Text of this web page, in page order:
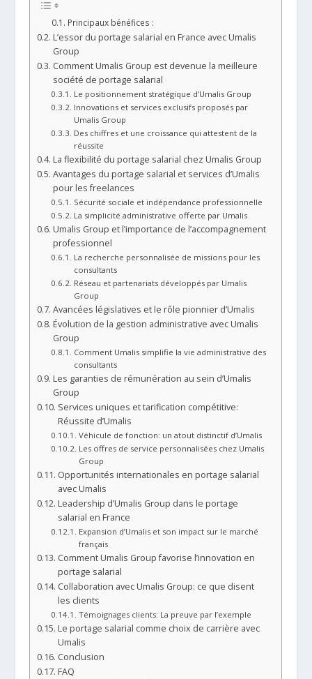
Principaux bénéfices :
L’essor du portage salarial en France avec Umalis
Group
Comment Umalis Group est devenue la meilleure
société de portage salarial
Le positionnement stratégique d’Umalis Group
Innovations et services exclusifs proposés par
Umalis Group
Des chiffres et une croissance qui attestent de la
réussite
La flexibilité du portage salarial chez Umalis Group
Avantages du portage salarial et services d’Umalis
pour les freelances
Sécurité sociale et indépendance professionnelle
La simplicité administrative offerte par Umalis
Umalis Group et l’importance de l’accompagnement
professionnel
La recherche personnalisée de missions pour les
consultants
Réseau et partenariats développés par Umalis
Group
Avancées législatives et le rôle pionnier d’Umalis
Évolution de la gestion administrative avec Umalis
Group
Comment Umalis simplifie la vie administrative des
consultants
Les garanties de rémunération au sein d’Umalis
Group
Services uniques et tarification compétitive:
Réussite d’Umalis
Véhicule de fonction: un atout distinctif d’Umalis
Les offres de service personnalisées chez Umalis
Group
Opportunités internationales en portage salarial
avec Umalis
Leadership d’Umalis Group dans le portage
salarial en France
Expansion d’Umalis et son impact sur le marché
français
Comment Umalis Group favorise l’innovation en
portage salarial
Collaboration avec Umalis Group: ce que disent
les clients
Témoignages clients: La preuve par l’exemple
Le portage salarial comme choix de carrière avec
Umalis
Conclusion
FAQ